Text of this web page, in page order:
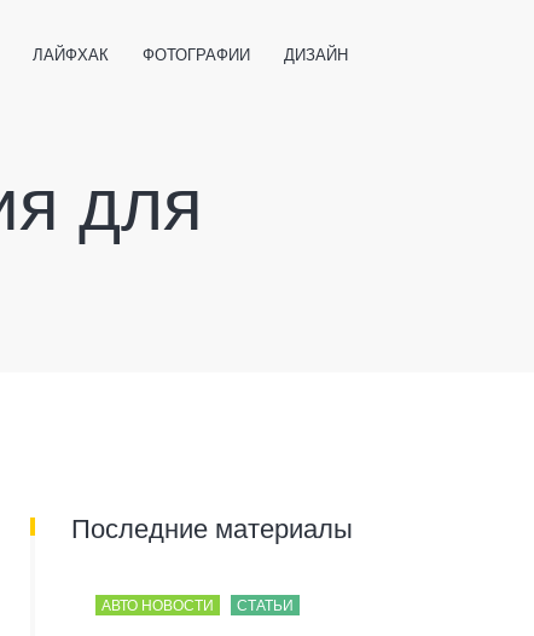
ЛАЙФХАК ФОТОГРАФИИ ДИЗАЙН
для
Последние материалы
АВТО НОВОСТИ СТАТЬИ